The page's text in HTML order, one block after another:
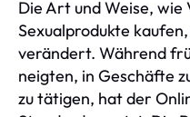
Die Art und Weise, wie
Sexualprodukte
verändert. Während
neigten, in Geschäfte
zu tätigen, hat der